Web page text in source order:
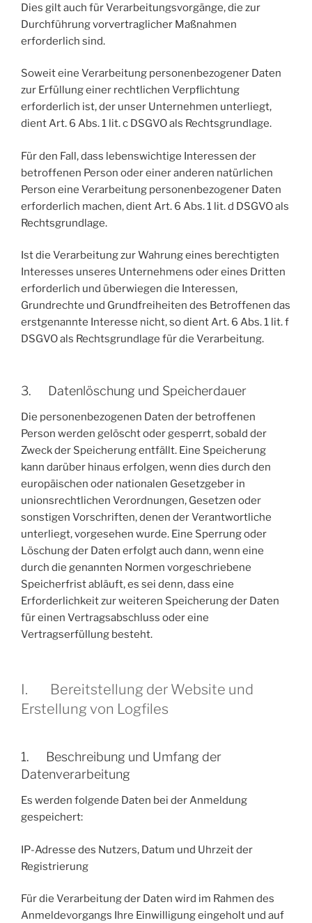
Dies gilt auch für Verarbeitungsvorgänge, die zur
Durchführung vorvertraglicher Maßnahmen
erforderlich sind.
Soweit eine Verarbeitung personenbezogener Daten
zur Erfüllung einer rechtlichen Verpflichtung
erforderlich ist, der unser Unternehmen unterliegt,
dient Art. 6 Abs. 1 lit. c DSGVO als Rechtsgrundlage.
Für den Fall, dass lebenswichtige Interessen der
betroffenen Person oder einer anderen natürlichen
Person eine Verarbeitung personenbezogener Daten
erforderlich machen, dient Art. 6 Abs. 1 lit. d DSGVO als
Rechtsgrundlage.
Ist die Verarbeitung zur Wahrung eines berechtigten
Interesses unseres Unternehmens oder eines Dritten
erforderlich und überwiegen die Interessen,
Grundrechte und Grundfreiheiten des Betroffenen das
erstgenannte Interesse nicht, so dient Art. 6 Abs. 1 lit. f
DSGVO als Rechtsgrundlage für die Verarbeitung.
3. Datenlöschung und Speicherdauer
Die personenbezogenen Daten der betroffenen
Person werden gelöscht oder gesperrt, sobald der
Zweck der Speicherung entfällt. Eine Speicherung
kann darüber hinaus erfolgen, wenn dies durch den
europäischen oder nationalen Gesetzgeber in
unionsrechtlichen Verordnungen, Gesetzen oder
sonstigen Vorschriften, denen der Verantwortliche
unterliegt, vorgesehen wurde. Eine Sperrung oder
Löschung der Daten erfolgt auch dann, wenn eine
durch die genannten Normen vorgeschriebene
Speicherfrist abläuft, es sei denn, dass eine
Erforderlichkeit zur weiteren Speicherung der Daten
für einen Vertragsabschluss oder eine
Vertragserfüllung besteht.
I. Bereitstellung der Website und
Erstellung von Logfiles
1. Beschreibung und Umfang der
Datenverarbeitung
Es werden folgende Daten bei der Anmeldung
gespeichert:
IP-Adresse des Nutzers, Datum und Uhrzeit der
Registrierung
Für die Verarbeitung der Daten wird im Rahmen des
Anmeldevorgangs Ihre Einwilligung eingeholt und auf